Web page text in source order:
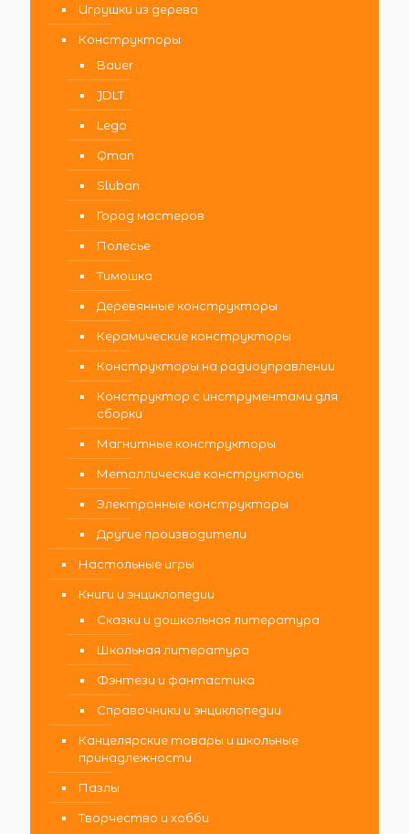
Игрушки из дерева
Конструкторы
Bauer
JDLT
Lego
Qman
Sluban
Город мастеров
Полесье
Тимошка
Деревянные конструкторы
Керамические конструкторы
Конструкторы на радиоуправлении
Конструктор с инструментами для
сборки
Магнитные конструкторы
Металлические конструкторы
Электронные конструкторы
Другие производители
Настольные игры
Книги и энциклопедии
Сказки и дошкольная литература
Школьная литература
Фэнтези и фантастика
Справочники и энциклопедии
Канцелярские товары и школьные
принадлежности
Пазлы
Творчество и хобби